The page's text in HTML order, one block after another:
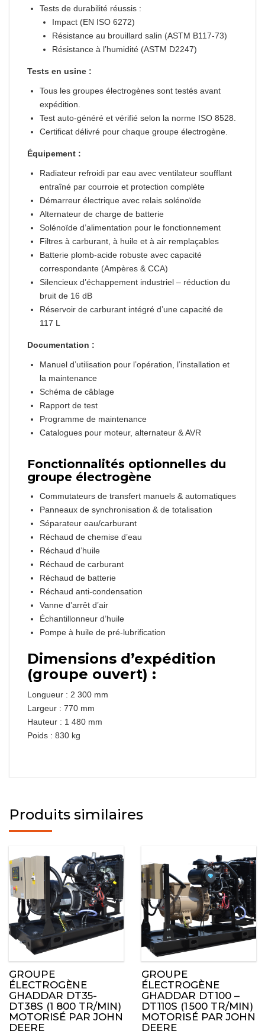
Tests de durabilité réussis :
Impact (EN ISO 6272)
Résistance au brouillard salin (ASTM B117-73)
Résistance à l’humidité (ASTM D2247)
Tests en usine :
Tous les groupes électrogènes sont testés avant
expédition.
Test auto-généré et vérifié selon la norme ISO 8528.
Certificat délivré pour chaque groupe électrogène.
Équipement :
Radiateur refroidi par eau avec ventilateur soufflant
entraîné par courroie et protection complète
Démarreur électrique avec relais solénoïde
Alternateur de charge de batterie
Solénoïde d’alimentation pour le fonctionnement
Filtres à carburant, à huile et à air remplaçables
Batterie plomb-acide robuste avec capacité
correspondante (Ampères & CCA)
Silencieux d’échappement industriel – réduction du
bruit de 16 dB
Réservoir de carburant intégré d’une capacité de
117 L
Documentation :
Manuel d’utilisation pour l’opération, l’installation et
la maintenance
Schéma de câblage
Rapport de test
Programme de maintenance
Catalogues pour moteur, alternateur & AVR
Fonctionnalités optionnelles du
groupe électrogène
Commutateurs de transfert manuels & automatiques
Panneaux de synchronisation & de totalisation
Séparateur eau/carburant
Réchaud de chemise d’eau
Réchaud d’huile
Réchaud de carburant
Réchaud de batterie
Réchaud anti-condensation
Vanne d’arrêt d’air
Échantillonneur d’huile
Pompe à huile de pré-lubrification
Dimensions d’expédition
(groupe ouvert) :
Longueur : 2 300 mm
Largeur : 770 mm
Hauteur : 1 480 mm
Poids : 830 kg
Produits similaires
GROUPE
ÉLECTROGÈNE
GHADDAR DT35-
DT38S (1 800 TR/MIN)
MOTORISÉ PAR JOHN
DEERE
GROUPE
ÉLECTROGÈNE
GHADDAR DT100 –
DT110S (1 500 TR/MIN)
MOTORISÉ PAR JOHN
DEERE